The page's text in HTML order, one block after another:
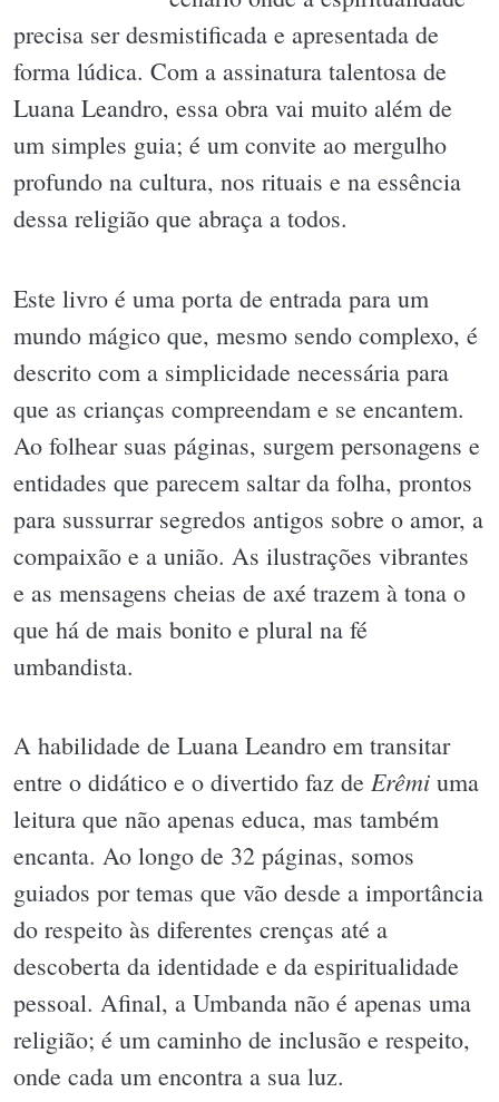
precisa ser desmistificada e apresentada de
forma lúdica. Com a assinatura talentosa de
Luana Leandro, essa obra vai muito além de
um simples guia; é um convite ao mergulho
profundo na cultura, nos rituais e na essência
dessa religião que abraça a todos.
Este livro é uma porta de entrada para um
mundo mágico que, mesmo sendo complexo, é
descrito com a simplicidade necessária para
que as crianças compreendam e se encantem.
Ao folhear suas páginas, surgem personagens e
entidades que parecem saltar da folha, prontos
para sussurrar segredos antigos sobre o amor, a
compaixão e a união. As ilustrações vibrantes
e as mensagens cheias de axé trazem à tona o
que há de mais bonito e plural na fé
umbandista.
A habilidade de Luana Leandro em transitar
entre o didático e o divertido faz de Erêmi uma
leitura que não apenas educa, mas também
encanta. Ao longo de 32 páginas, somos
guiados por temas que vão desde a importância
do respeito às diferentes crenças até a
descoberta da identidade e da espiritualidade
pessoal. Afinal, a Umbanda não é apenas uma
religião; é um caminho de inclusão e respeito,
onde cada um encontra a sua luz.